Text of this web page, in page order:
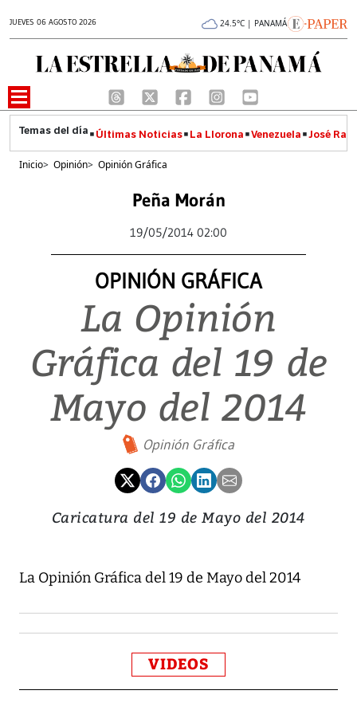
JUEVES 06 AGOSTO 2026 24.5°C | PANAMÁ
Últimas Noticias La Llorona Venezuela José
Inicio> Opinión> Opinión Gráfica
Peña Morán
19/05/2014 02:00
OPINIÓN GRÁFICA
La Opinión
Gráfica del 19 de
Mayo del 2014
Opinión Gráfica
Caricatura del 19 de Mayo del 2014
La Opinión Gráfica del 19 de Mayo del 2014
VIDEOS